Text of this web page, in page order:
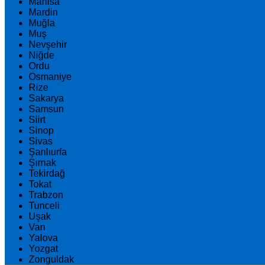
Mardin
Muğla
Muş
Nevşehir
Niğde
Ordu
Osmaniye
Rize
Sakarya
Samsun
Siirt
Sinop
Sivas
Şanlıurfa
Şırnak
Tekirdağ
Tokat
Trabzon
Tunceli
Uşak
Van
Yalova
Yozgat
Zonguldak